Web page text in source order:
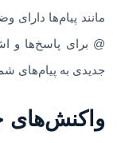
مانند پیام‌ها
@ برای پاسخ‌ها و
جدیدی به پیام‌های
واکنش‌های